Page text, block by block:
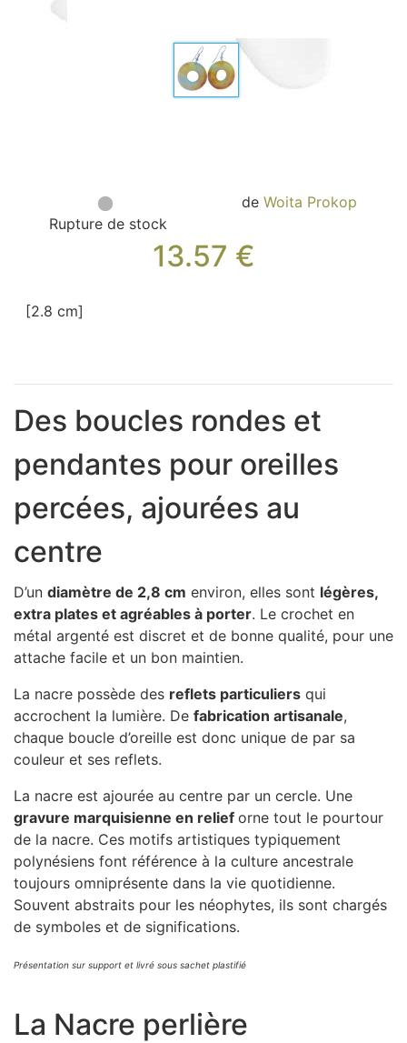
Sacs, Bijoux et Accessoires (33)
Retour et remboursement
Nous contacter
Rupture de stock
de Woita Prokop
13.57 €
[2.8 cm]
Des boucles rondes et
pendantes pour oreilles
percées, ajourées au
centre
D’un diamètre de 2,8 cm environ, elles sont légères,
extra plates et agréables à porter. Le crochet en
métal argenté est discret et de bonne qualité, pour une
attache facile et un bon maintien.
La nacre possède des reflets particuliers qui
accrochent la lumière. De fabrication artisanale,
chaque boucle d’oreille est donc unique de par sa
couleur et ses reflets.
La nacre est ajourée au centre par un cercle. Une
gravure marquisienne en relief orne tout le pourtour
de la nacre. Ces motifs artistiques typiquement
polynésiens font référence à la culture ancestrale
toujours omniprésente dans la vie quotidienne.
Souvent abstraits pour les néophytes, ils sont chargés
de symboles et de significations.
Présentation sur support et livré sous sachet plastifié
La Nacre perlière